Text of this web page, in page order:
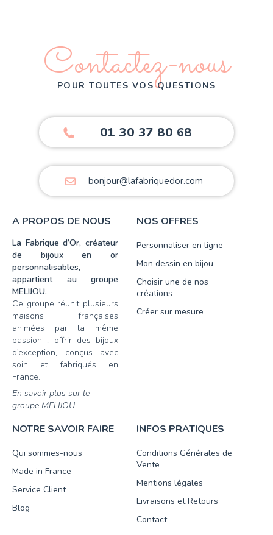
Contactez-nous
POUR TOUTES VOS QUESTIONS
01 30 37 80 68
bonjour@lafabriquedor.com
A PROPOS DE NOUS
La Fabrique d’Or, créateur
de bijoux en or
personnalisables,
appartient au groupe
MELIJOU.
Ce groupe réunit plusieurs
maisons françaises
animées par la même
passion : offrir des bijoux
d’exception, conçus avec
soin et fabriqués en
France.
En savoir plus sur le
groupe MELIJOU
NOS OFFRES
Personnaliser en ligne
Mon dessin en bijou
Choisir une de nos
créations
Créer sur mesure
NOTRE SAVOIR FAIRE
Qui sommes-nous
Made in France
Service Client
Blog
INFOS PRATIQUES
Conditions Générales de
Vente
Mentions légales
Livraisons et Retours
Contact